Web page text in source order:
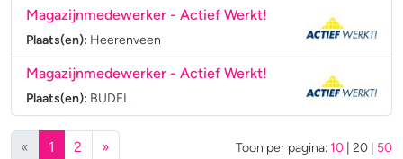
Magazijnmedewerker - Actief Werkt!
Plaats(en): Heerenveen
Magazijnmedewerker - Actief Werkt!
Plaats(en): BUDEL
« 1 (huidige)
2 » Toon per pagina: 10 20 50